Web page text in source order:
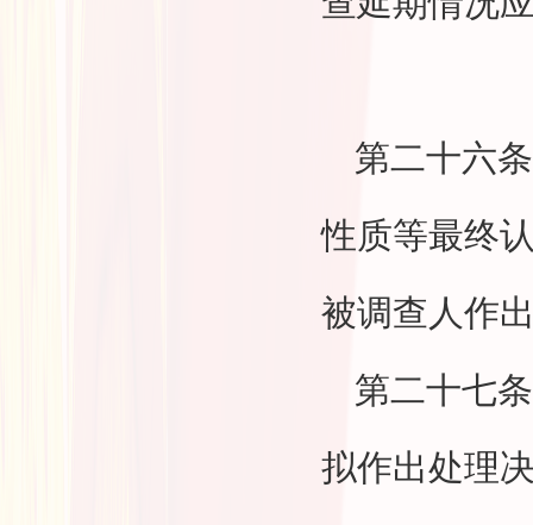
第二十六条
性质等最终
被调查人作
第二十七条
拟作出处理